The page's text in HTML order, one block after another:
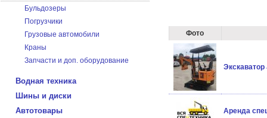
Бульдозеры
Погрузчики
Грузовые автомобили
Краны
Запчасти и доп. оборудование
Водная техника
Шины и диски
Автотовары
Фото
Аренда